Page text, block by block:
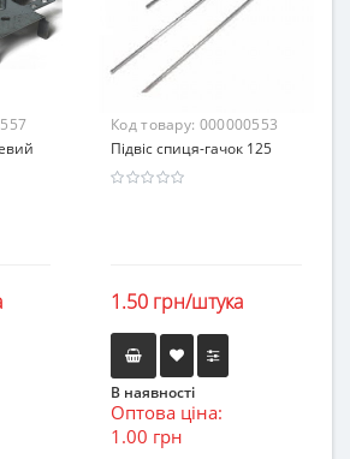
Код товару: 000000553
Підвіс спиця-гачок 125
1.50 грн/штука
В наявності
Оптова ціна:
1.00 грн